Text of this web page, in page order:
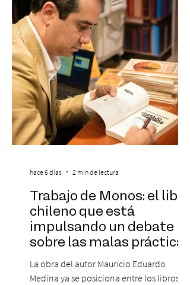
selección anual de la publicación que
destaca a los artistas menores de 21 años
más influyentes de la industria musical.
Este reconocimiento reaf
Trabajo de Monos: el libro
chileno que está
impulsando un debate
sobre las malas prácticas
laborales y el futuro del
trabajo
La obra del autor Mauricio Eduardo
Medina ya se posiciona entre los libros
hace 6 días 2 min de lectura